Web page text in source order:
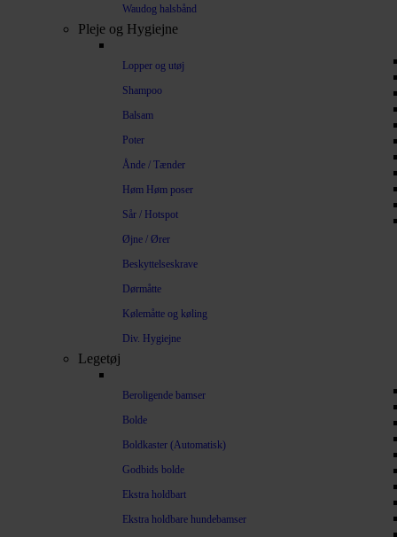
Waudog halsbånd
Pleje og Hygiejne
Lopper og utøj
Shampoo
Balsam
Poter
Ånde / Tænder
Høm Høm poser
Sår / Hotspot
Øjne / Ører
Beskyttelseskrave
Dørmåtte
Kølemåtte og køling
Div. Hygiejne
Legetøj
Beroligende bamser
Bolde
Boldkaster (Automatisk)
Godbids bolde
Ekstra holdbart
Ekstra holdbare hundebamser